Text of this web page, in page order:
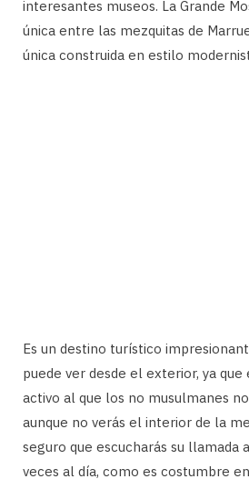
interesantes museos. La Grande
única entre las mezquitas de
única construida en estilo
Es un destino turístico
puede ver desde el exterior, ya
activo al que los no musulmanes
aunque no verás el interior de la
seguro que escucharás su llamada
veces al día, como es costumbre